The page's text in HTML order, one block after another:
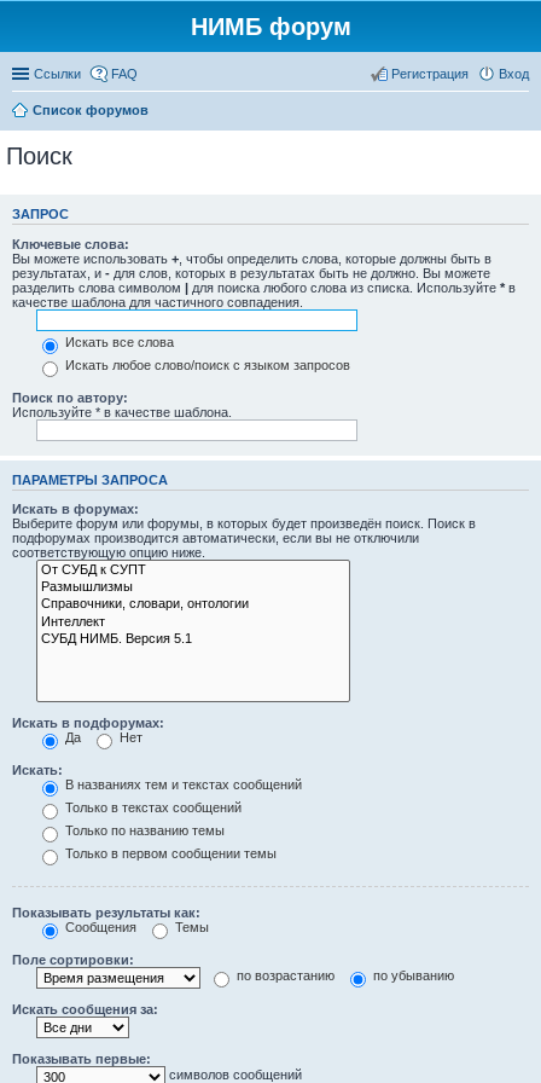
НИМБ форум
Ссылки FAQ Вход
Регистрация
Список форумов
Поиск
ЗАПРОС
Ключевые слова:
Вы можете использовать + , чтобы определить слова, которые должны быть в
результатах, и - для слов, которых в результатах быть не должно. Вы можете
разделить слова символом | для поиска любого слова из списка. Используйте * в
качестве шаблона для частичного совпадения.
Искать все слова
Искать любое слово/поиск с языком запросов
Поиск по автору:
Используйте * в качестве шаблона.
ПАРАМЕТРЫ ЗАПРОСА
Искать в форумах:
Выберите форум или форумы, в которых будет произведён поиск. Поиск в
подфорумах производится автоматически, если вы не отключили
соответствующую опцию ниже.
Искать в подфорумах:
Да
Нет
Искать:
В названиях тем и текстах сообщений
Только в текстах сообщений
Только по названию темы
Только в первом сообщении темы
Показывать результаты как:
Сообщения
Темы
Поле сортировки:
по возрастанию
по убыванию
Искать сообщения за:
Показывать первые:
символов сообщений